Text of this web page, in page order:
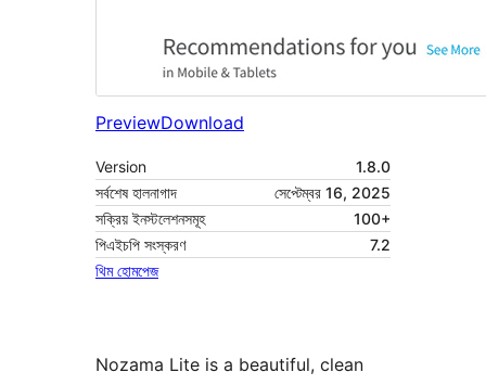
PreviewDownload
Version
1.8.0
সর্বশেষ হালনাগাদ
সেপ্টেম্বর 16, 2025
সক্রিয় ইনস্টলেশনসমূহ
100+
পিএইচপি সংস্করণ
7.2
থিম হোমপেজ
Nozama Lite is a beautiful, clean